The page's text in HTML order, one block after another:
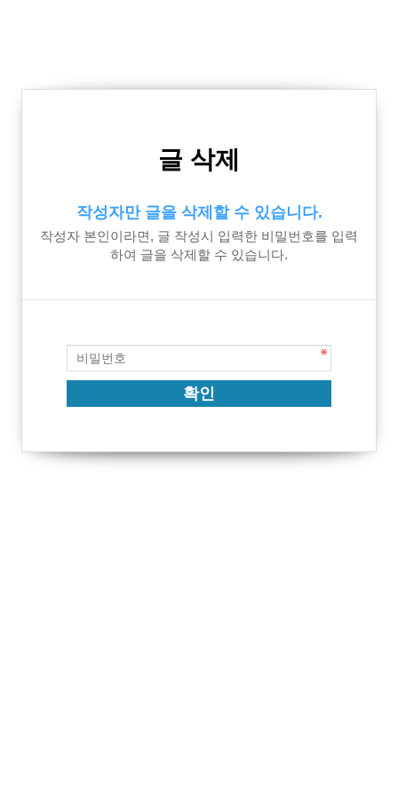
글 삭제
작성자만 글을 삭제할 수 있습니다.
작성자 본인이라면, 글 작성시 입력한 비밀번호를 입력
하여 글을 삭제할 수 있습니다.